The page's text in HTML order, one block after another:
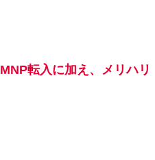
MNP転入に加え、メリハリ